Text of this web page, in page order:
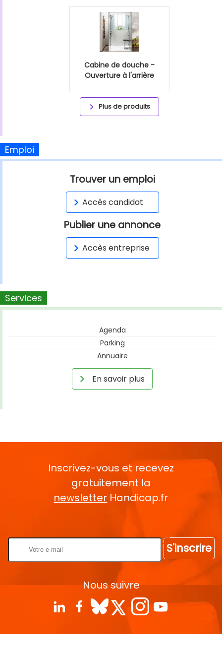
Cabine de douche -
Ouverture à l'arrière
Plus de produits
Emploi
Trouver un emploi
Accès candidat
Publier une annonce
Accès entreprise
Services
Agenda
Parking
Annuaire
En savoir plus
Inscrivez-vous et recevez
gratuitement la
newsletter Handicap.fr
S'inscrire
Nous suivre